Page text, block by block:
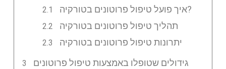
איך פועל טיפול פרוטונים בטורקיה?
תהליך טיפול פרוטונים בטורקיה
יתרונות טיפול פרוטונים בטורקיה
גידולים שטופלו באמצעות טיפול פרוטונים